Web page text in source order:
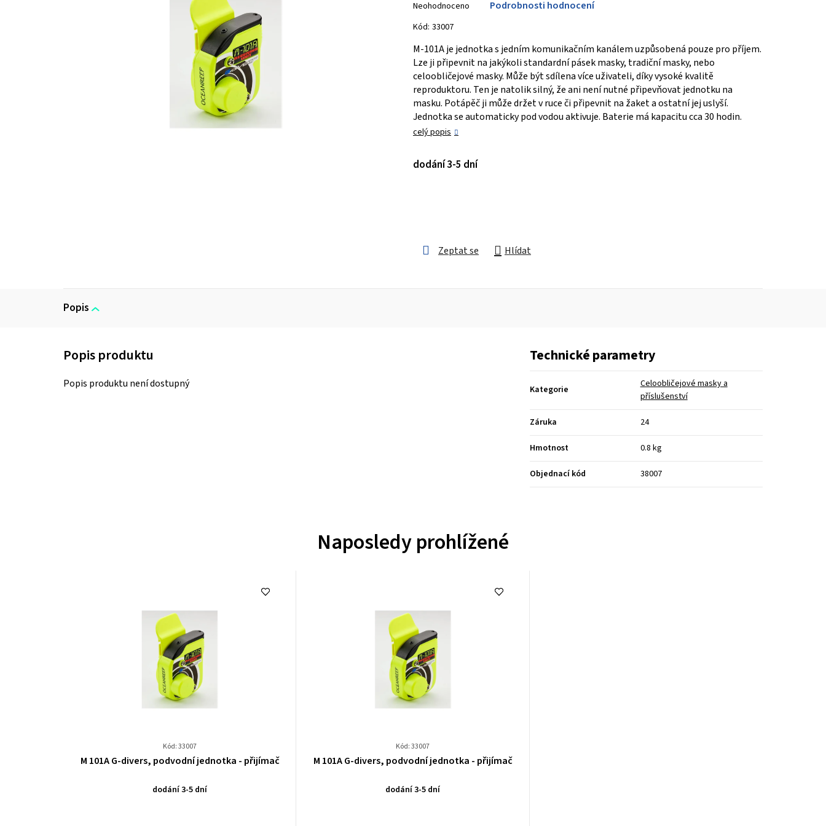
hodnocení
produktu
0,0
z 5
hvězdiček.
Neohodnoceno Podrobnosti hodnocení
Kód: 33007
M-101A je jednotka s jedním komunikačním kanálem uzpůsobená pouze pro příjem.
Lze ji připevnit na jakýkoli standardní pásek masky, tradiční masky, nebo
celoobličejové masky. Může být sdílena více uživateli, díky vysoké kvalitě
reproduktoru. Ten je natolik silný, že ani není nutné připevňovat jednotku na
masku. Potápěč ji může držet v ruce či připevnit na žaket a ostatní jej uslyší.
Jednotka se automaticky pod vodou aktivuje. Baterie má kapacitu cca 30 hodin.
celý popis
dodání 3-5 dní
Zeptat se Hlídat
Popis
Popis produktu není dostupný
Technické parametry
Kategorie
Celoobličejové masky a
příslušenství
Záruka 24
Hmotnost 0.8 kg
Objednací kód 38007
Naposledy prohlížené
Kód: 33007
Průměrné
produktu
M 101A G-divers, podvodní jednotka - přijímač
dodání 3-5 dní
Kód: 33007
Průměrné
produktu
M 101A G-divers, podvodní jednotka - přijímač
dodání 3-5 dní